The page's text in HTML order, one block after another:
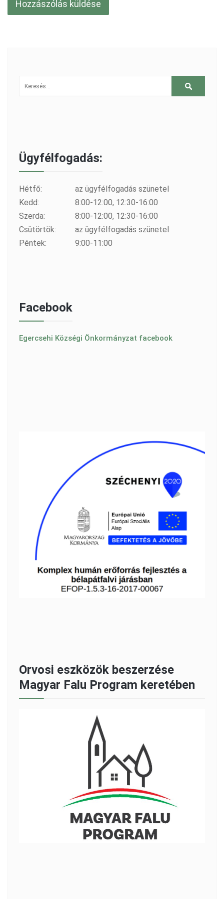
Ügyfélfogadás:
Hétfő:
az ügyfélfogadás szünetel
Kedd:
8:00-12:00, 12:30-16:00
Szerda:
8:00-12:00, 12:30-16:00
Csütörtök:
az ügyfélfogadás szünetel
Péntek:
9:00-11:00
Facebook
Egercsehi Községi Önkormányzat facebook
Orvosi eszközök beszerzése
Magyar Falu Program keretében